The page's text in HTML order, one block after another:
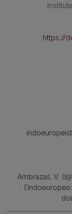
https://
Ambrazas, V.